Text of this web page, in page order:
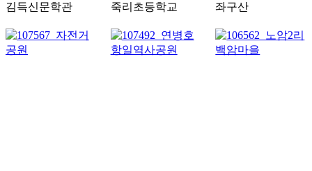
김득신문학관 죽리초등학교 좌구산